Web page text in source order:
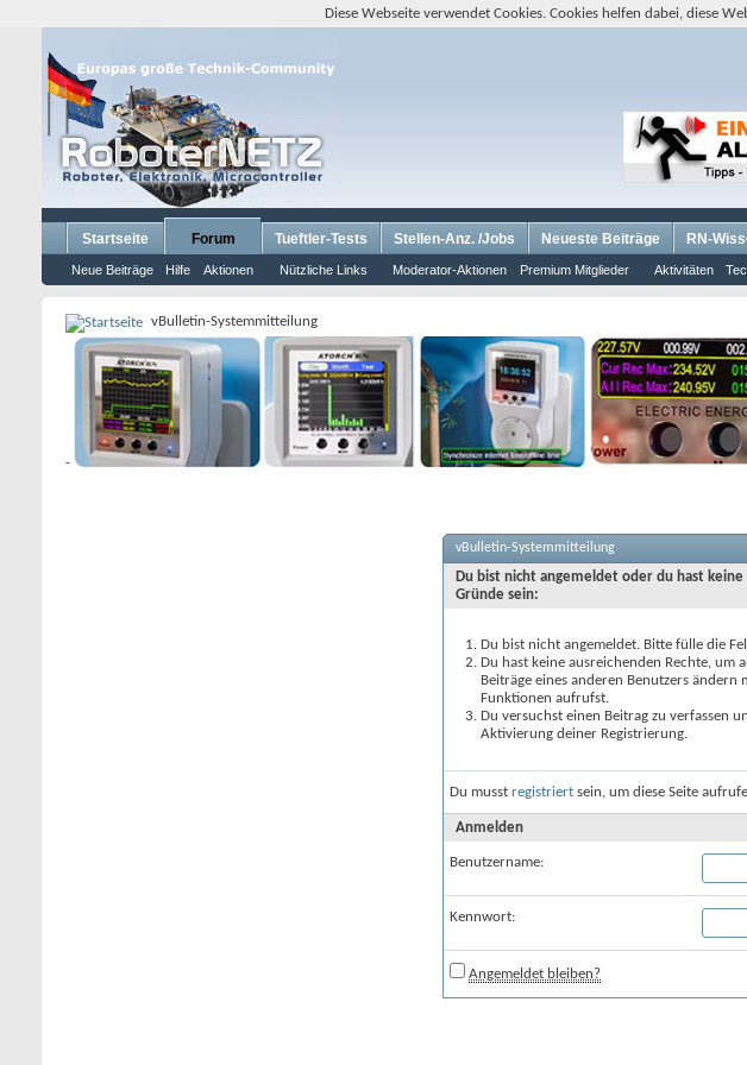
Startseite Forum
Neue Beiträge Hilfe Aktionen Nützliche Links Moderator-Aktionen Premium Mitglieder Aktivitäten
Tueftler-Tests Stellen-Anz. /Jobs Neueste Beiträge RN-
vBulletin-Systemmitteilung
-
vBulletin-Systemmitteilung
Du bist nicht angemeldet oder du hast
Gründe sein:
Du bist nicht angemeldet. Bitte fülle die
Du hast keine ausreichenden Rechte, um
Beiträge eines anderen Benutzers
Funktionen aufrufst.
Du versuchst einen Beitrag zu verfassen
Aktivierung deiner Registrierung.
Du musst registriert sein, um diese Seite
Anmelden
Benutzername:
Kennwort:
Angemeldet bleiben?
Diese Webseite verwendet Cookies. Cookies helfen dabei, diese